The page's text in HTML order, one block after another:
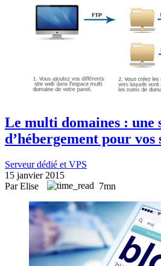
Le multi domaines : une
d’hébergement pour vos
Serveur dédié et VPS
15 janvier 2015
Par Elise
7mn